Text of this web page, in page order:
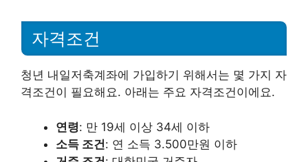
자격조건
청년 내일저축계좌에 가입하기 위해서는 몇 가지 자
격조건이 필요해요. 아래는 주요 자격조건이에요.
연령: 만 19세 이상 34세 이하
소득 조건: 연 소득 3.500만원 이하